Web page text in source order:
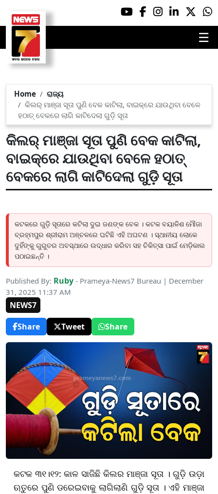
☰
Home
ରାଜ୍ୟ
କିଲର୍ ମାଞ୍ଜା ସୂତା ପୁଣି ବେକ କାଟିଲା, ବାଇକ୍‌ରେ ଯାଉଥିବା ବେଳେ
ହଠାତ୍ ବେକରେ ଲାଗି କାଟିଦେଲା ଗୁଡ଼ି ସୂତା
କିଲର୍ ମାଞ୍ଜା ସୂତା ପୁଣି ବେକ କାଟିଲା,
ବାଇକ୍‌ରେ ଯାଉଥିବା ବେଳେ ହଠାତ୍
ବେକରେ ଲାଗି କାଟିଦେଲା ଗୁଡ଼ି ସୂତା
କଟକରେ ଗୁଡ଼ି ସୂତାରେ କଟିଲା ଦୁଇ ଜଣଙ୍କ ବେକ । କଟକ ବୟାଳିଶ ମୌଜା
ବ୍ରହ୍ମପୁର ଶ୍ରୀରାମ ଅଞ୍ଚଳରେ ଘଟିଛି ଏହି ଅଘଟଣ । ସ୍ଥାନୀୟ ଲୋକେ
ଦୁହିଁଙ୍କୁ ଗୁରୁତର ଅବସ୍ଥାରେ ଉଦ୍ଧାର କରିବା ସହ ଚିକିତ୍ସା ପାଇଁ ମେଡ଼ିକାଲ
ପଠାଇଛନ୍ତି ।
Published By: Ruby - Prameya-News7 Bureau | December
31, 2025 11:37 AM
NEWS7
Share
Tweet Share
କଟକ ୩୧।୧୨:କାଳ ସାଜିଛି କିଲର ମାଞ୍ଜା ସୂତା । ଗୁଡ଼ି ଉଡ଼ା
ଋତୁରେ ପୁଣି ଡରେଇବାକୁ ଲାଗିଲାଣି ଗୁଡ଼ି ସୂତା । ଏହି ମାଞ୍ଜା